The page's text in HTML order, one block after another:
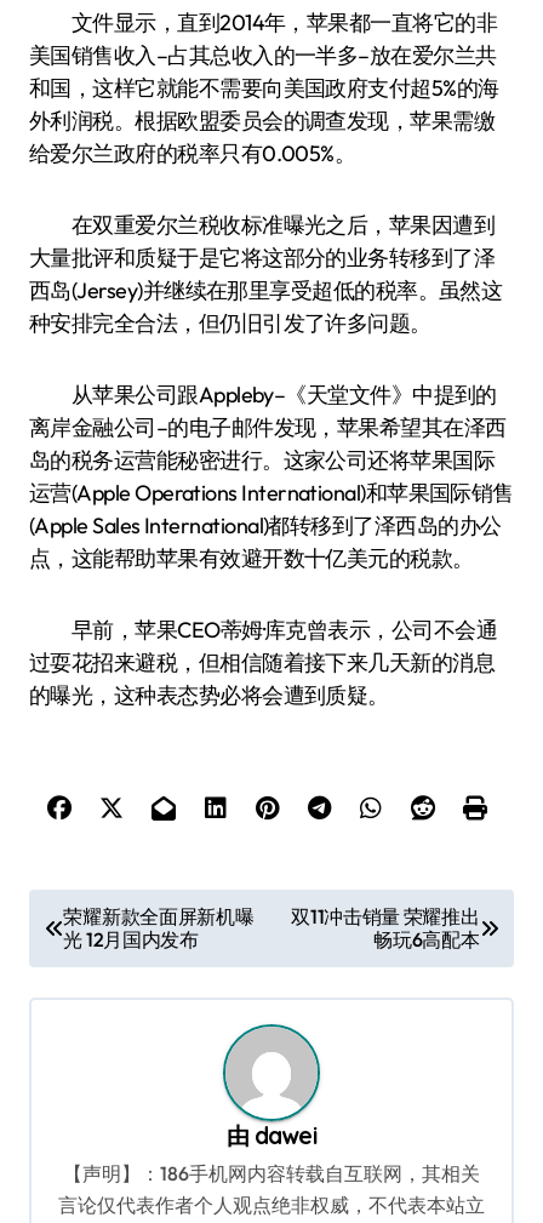
文件显示，直到2014年，苹果都一直将它的非
美国销售收入–占其总收入的一半多–放在爱尔兰共
和国，这样它就能不需要向美国政府支付超5%的海
外利润税。根据欧盟委员会的调查发现，苹果需缴
给爱尔兰政府的税率只有0.005%。
在双重爱尔兰税收标准曝光之后，苹果因遭到
大量批评和质疑于是它将这部分的业务转移到了泽
西岛(Jersey)并继续在那里享受超低的税率。虽然这
种安排完全合法，但仍旧引发了许多问题。
从苹果公司跟Appleby–《天堂文件》中提到的
离岸金融公司–的电子邮件发现，苹果希望其在泽西
岛的税务运营能秘密进行。这家公司还将苹果国际
运营(Apple Operations International)和苹果国际销售
(Apple Sales International)都转移到了泽西岛的办公
点，这能帮助苹果有效避开数十亿美元的税款。
早前，苹果CEO蒂姆·库克曾表示，公司不会通
过耍花招来避税，但相信随着接下来几天新的消息
的曝光，这种表态势必将会遭到质疑。
章
导
荣耀新款全面屏新机曝
光 12月国内发布
双11冲击销量 荣耀推出
畅玩6高配本
由 dawei
【声明】：186手机网内容转载自互联网，其相关
言论仅代表作者个人观点绝非权威，不代表本站立